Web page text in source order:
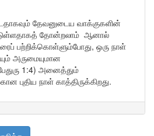
தேவனுடைய வாக்குகளின்
தோன்றலாம் ஆனால்
பற்றிக்கொள்ளும்போது, ​​ஒரு நாள்
அருமையுமான
1:4) அனைத்தும்
புதிய நாள் காத்திருக்கிறது.